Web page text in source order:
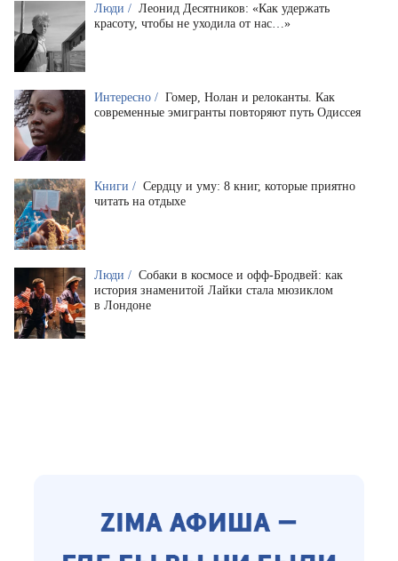
Люди / Леонид Десятников: «Как удержать
красоту, чтобы не уходила от нас…»
Интересно / Гомер, Нолан и релоканты. Как
современные эмигранты повторяют путь Одиссея
Книги / Сердцу и уму: 8 книг, которые приятно
читать на отдыхе
Люди / Собаки в космосе и офф-Бродвей: как
история знаменитой Лайки стала мюзиклом
в Лондоне